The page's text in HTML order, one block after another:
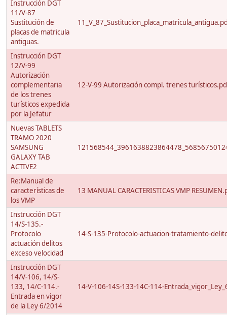
Instrucción DGT
11/V-87
Sustitución de
placas de matricula
antiguas.
Instrucción DGT
12/V-99
Autorización
complementaria
de los trenes
turísticos expedida
por la Jefatur
12-V-99 Autorización compl. trenes
Nuevas TABLETS
TRAMO 2020
SAMSUNG
GALAXY TAB
ACTIVE2
Re:Manual de
características de
los VMP
13 MANUAL CARACTERISTICAS VMP
Instrucción DGT
14/S-135.-
Protocolo
actuación delitos
exceso velocidad
14-S-135-Protocolo-actuacion-tratamiento-
Instrucción DGT
14/V-106, 14/S-
133, 14/C-114.-
Entrada en vigor
de la Ley 6/2014
14-V-106-14S-133-14C-114-